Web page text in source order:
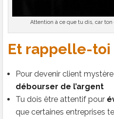
Attention à ce que tu dis, car
Et rappelle-toi
Pour devenir client mystère
débourser de l’argent
Tu dois être attentif pour
que certaines entreprises